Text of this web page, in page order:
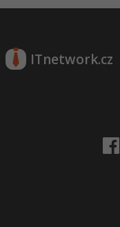
ITnetwork.cz